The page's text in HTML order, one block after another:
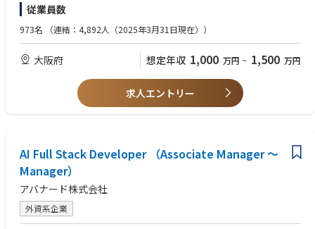
冷蔵含む)・データーセンター等の
得意先の開拓及びその後の定着を推進いただきます。
・東日本エリア（東京・名古屋・北海道・東北）では得意先は確保出来
西日本エリアでの顧客は少ない状況であり、顧客の確保が急務である
・宅地建物取引士の資格を持っている方、または利回り等CAPレートなど
が組み立てられる方
従業員数
973名 （連結：4,892人（2025年3月31日現在））
大阪府 想定年収 1,000 万円 ~ 1,500 万円
求人エントリー
AI Full Stack Developer （Associate Manager ～
Manager）
アバナード株式会社
外資系企業